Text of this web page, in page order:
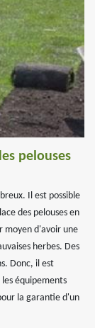
pelouses
Il est possible
des pelouses en
moyen d'avoir une
herbes. Des
Donc, il est
équipements
la garantie d'un